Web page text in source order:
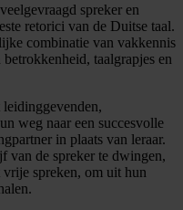
spreker en
retorici van de Duitse taal.
combinatie van vakkennis
taalgrapjes en
weg naar een succesvolle
in plaats van leraar.
van de spreker te dwingen,
spreken, om uit hun